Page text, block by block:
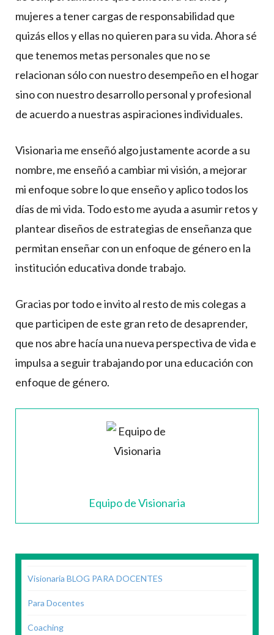
mujeres a tener cargas de responsabilidad que
quizás ellos y ellas no quieren para su vida. Ahora sé
que tenemos metas personales que no se
relacionan sólo con nuestro desempeño en el hogar
sino con nuestro desarrollo personal y profesional
de acuerdo a nuestras aspiraciones individuales.
Visionaria me enseñó algo justamente acorde a su
nombre, me enseñó a cambiar mi visión, a mejorar
mi enfoque sobre lo que enseño y aplico todos los
días de mi vida. Todo esto me ayuda a asumir retos y
plantear diseños de estrategias de enseñanza que
permitan enseñar con un enfoque de género en la
institución educativa donde trabajo.
Gracias por todo e invito al resto de mis colegas a
que participen de este gran reto de desaprender,
que nos abre hacía una nueva perspectiva de vida e
impulsa a seguir trabajando por una educación con
enfoque de género.
Equipo de Visionaria
Visionaria BLOG PARA DOCENTES
Para Docentes
Coaching